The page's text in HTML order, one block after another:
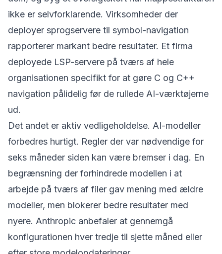
ikke er selvforklarende. Virksomheder der
deployer sprogservere til symbol-navigation
rapporterer markant bedre resultater. Et firma
deployede LSP-servere på tværs af hele
organisationen specifikt for at gøre C og C++
navigation pålidelig før de rullede AI-værktøjerne
ud.
Det andet er aktiv vedligeholdelse. AI-modeller
forbedres hurtigt. Regler der var nødvendige for
seks måneder siden kan være bremser i dag. En
begrænsning der forhindrede modellen i at
arbejde på tværs af filer gav mening med ældre
modeller, men blokerer bedre resultater med
nyere. Anthropic anbefaler at gennemgå
konfigurationen hver tredje til sjette måned eller